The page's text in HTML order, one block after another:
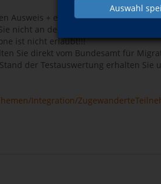
Auswahl
Ausweis + einen Kugelschreiber!
nicht an dem Test teilnehmen!!! Ein
ist nicht erlaubt!!!
Sie direkt vom Bundesamt für
der Testauswertung erhalten Sie
Integration/